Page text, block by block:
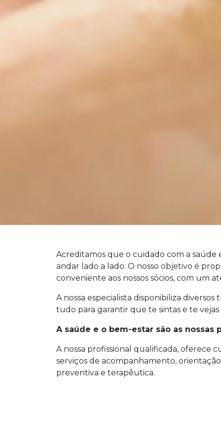
Acreditamos que o cuidado com a saúde
andar lado a lado. O nosso objetivo é
conveniente aos nossos sócios, com um
A nossa especialista disponibiliza
tudo para garantir que te sintas e te
A saúde e o bem-estar são as nossas
A nossa profissional qualificada, oferece
serviços de acompanhamento,
preventiva e terapêutica.